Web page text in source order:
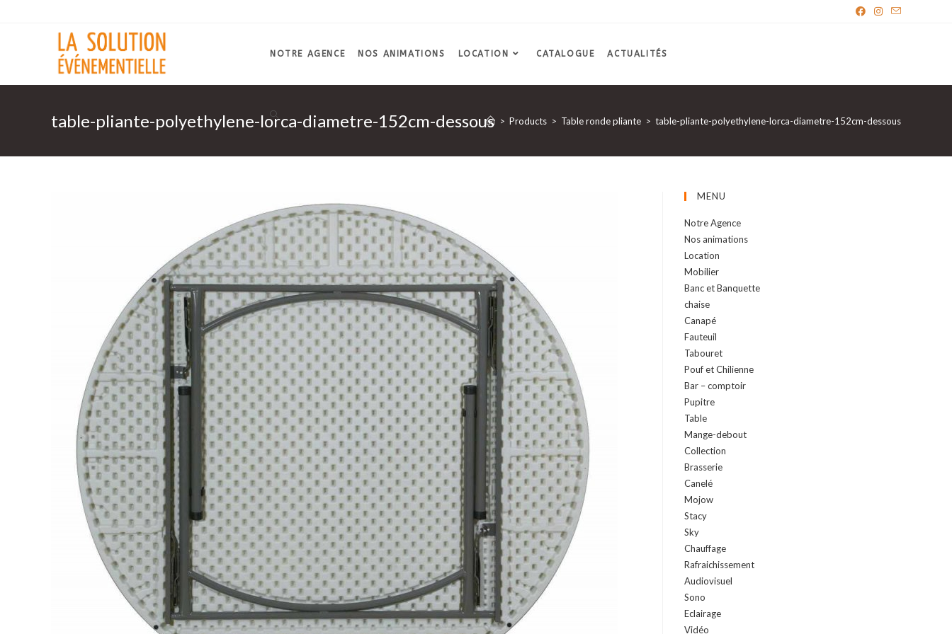
NOTRE AGENCE NOS ANIMATIONS LOCATION CATALOGUE ACTUALITÉS
table-pliante-polyethylene-lorca-diametre-152cm-dessous > Products > Table ronde pliante > table-pliante-polyethylene-lorca-diametre-152cm-dessous
MENU
Notre Agence
Nos animations
Location
Mobilier
Banc et Banquette
chaise
Canapé
Fauteuil
Tabouret
Pouf et Chilienne
Bar – comptoir
Pupitre
Table
Mange-debout
Collection
Brasserie
Canelé
Mojow
Stacy
Sky
Chauffage
Rafraichissement
Audiovisuel
Sono
Eclairage
Vidéo